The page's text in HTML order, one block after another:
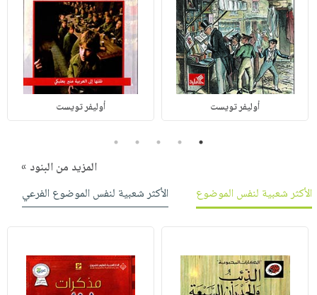
أوليفر تويست أوليفر تويست
1
2
3
4
5
المزيد من البنود »
الأكثر شعبية لنفس الموضوع
الأكثر شعبية لنفس الموضوع الفرعي